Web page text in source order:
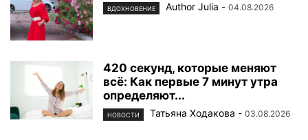
ВДОХНОВЕНИЕ Author Julia - 04.08.2026
420 секунд, которые меняют
всё: Как первые 7 минут утра
определяют...
НОВОСТИ Татьяна Ходакова - 03.08.2026